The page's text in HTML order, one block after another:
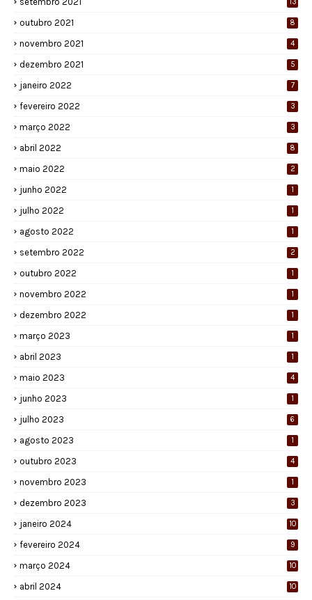
outubro 2021 8
novembro 2021 4
dezembro 2021 5
janeiro 2022 7
fevereiro 2022 3
março 2022 3
abril 2022 8
maio 2022 2
junho 2022 1
julho 2022 1
agosto 2022 1
setembro 2022 2
outubro 2022 1
novembro 2022 1
dezembro 2022 1
março 2023 1
abril 2023 1
maio 2023 4
junho 2023 1
julho 2023 6
agosto 2023 1
outubro 2023 4
novembro 2023 1
dezembro 2023 3
janeiro 2024 10
fevereiro 2024 9
março 2024 10
abril 2024 10